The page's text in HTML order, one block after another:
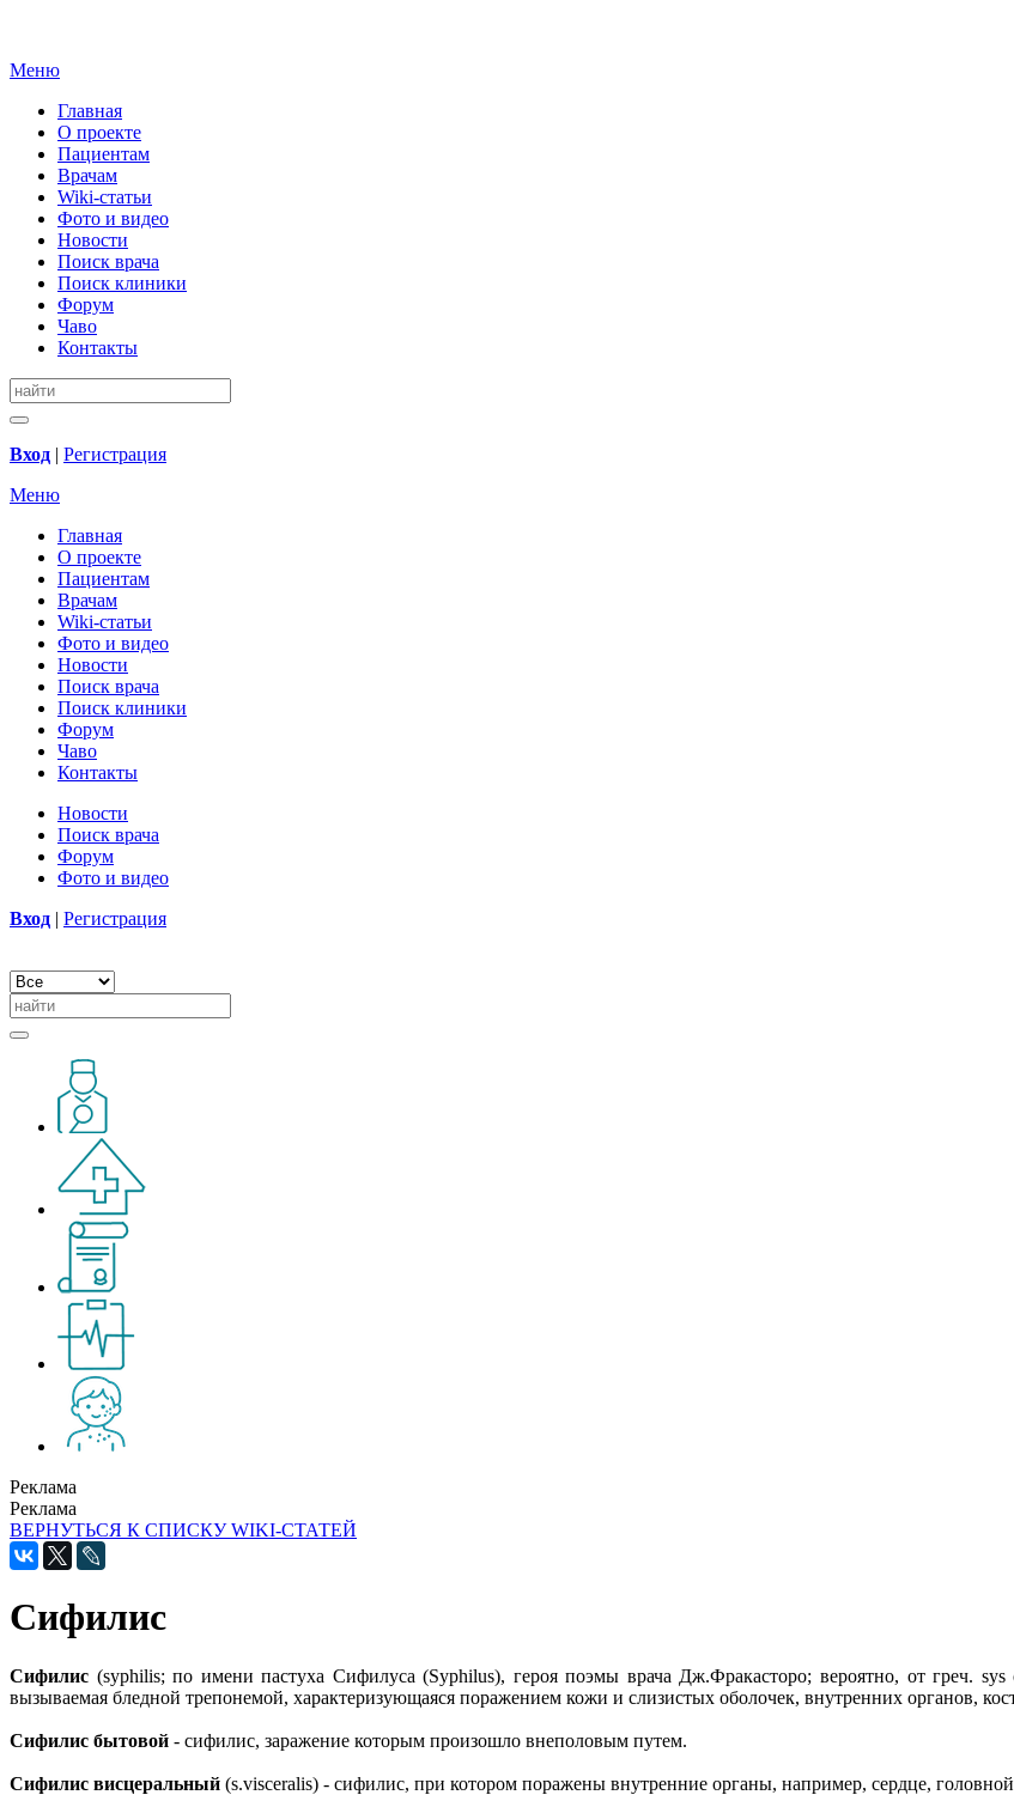
Меню
Главная
О проекте
Пациентам
Врачам
Wiki-статьи
Фото и видео
Новости
Поиск врача
Поиск клиники
Форум
Чаво
Контакты
Вход | Регистрация
Меню
Главная
О проекте
Пациентам
Врачам
Wiki-статьи
Фото и видео
Новости
Поиск врача
Поиск клиники
Форум
Чаво
Контакты
Новости
Поиск врача
Форум
Фото и видео
Вход | Регистрация
Реклама
Реклама
ВЕРНУТЬСЯ К СПИСКУ WIKI-СТАТЕЙ
Сифилис
Сифилис (syphilis; по имени пастуха Сифилуса (Syphilus), героя поэмы врача Дж.Фракасторо; вероятно, от греч.
вызываемая бледной трепонемой, характеризующаяся поражением кожи и слизистых оболочек, внутренних органов,
Сифилис бытовой - сифилис, заражение которым произошло внеполовым путем.
Сифилис висцеральный (s.visceralis) - сифилис, при котором поражены внутренние органы, например, сердце,